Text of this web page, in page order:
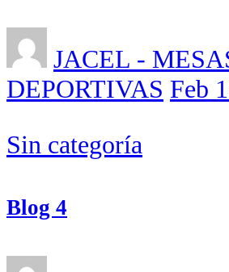
JACEL -
DEPORTIVAS Feb
Sin categoría
Blog 4